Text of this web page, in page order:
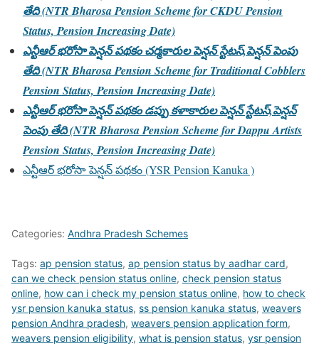
తేది (NTR Bharosa Pension Scheme for CKDU Pension
Status, Pension Increasing Date)
ఎన్టీఆర్ భరోసా పెన్షన్ పథకం చర్మకారుల పెన్షన్ స్టేటస్,పెన్షన్ పెంపు
తేది (NTR Bharosa Pension Scheme for Traditional Cobblers
Pension Status, Pension Increasing Date)
ఎన్టీఆర్ భరోసా పెన్షన్ పథకం డప్పు కళాకారుల పెన్షన్ స్టేటస్,పెన్షన్
పెంపు తేది (NTR Bharosa Pension Scheme for Dappu Artists
Pension Status, Pension Increasing Date)
ఎన్టీఆర్ భరోసా పెన్షన్ పథకం (YSR Pension Kanuka )
Categories: Andhra Pradesh Schemes
Tags: ap pension status, ap pension status by aadhar card,
can we check pension status online, check pension status
online, how can i check my pension status online, how to check
ysr pension kanuka status, ss pension kanuka status, weavers
pension Andhra pradesh, weavers pension application form,
weavers pension eligibility, what is pension status, ysr pension